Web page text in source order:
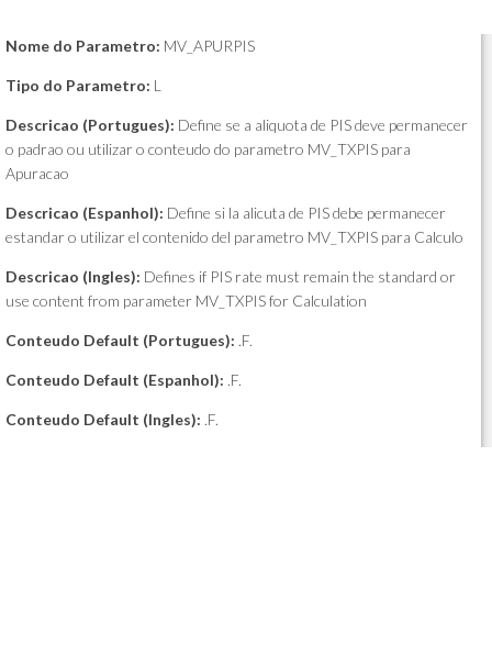
Nome do Parametro: MV_APURPIS
Tipo do Parametro: L
Descricao (Portugues): Define se a aliquota de PIS deve permanecer
o padrao ou utilizar o conteudo do parametro MV_TXPIS para
Apuracao
Descricao (Espanhol): Define si la alicuta de PIS debe permanecer
estandar o utilizar el contenido del parametro MV_TXPIS para Calculo
Descricao (Ingles): Defines if PIS rate must remain the standard or
use content from parameter MV_TXPIS for Calculation
Conteudo Default (Portugues): .F.
Conteudo Default (Espanhol): .F.
Conteudo Default (Ingles): .F.